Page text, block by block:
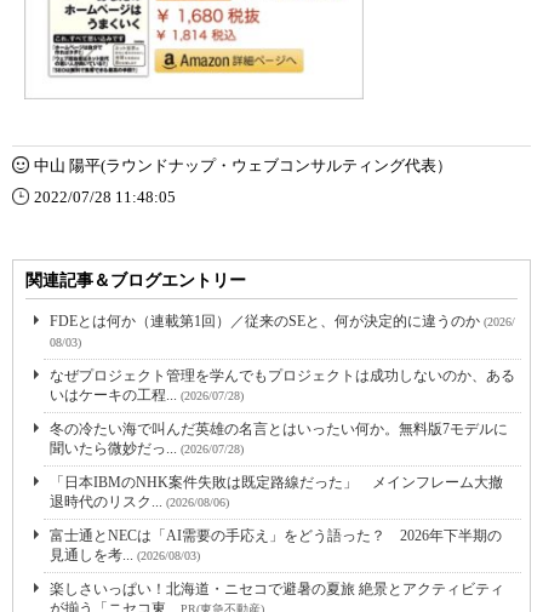
中山 陽平(ラウンドナップ・ウェブコンサルティング代表）
2022/07/28 11:48:05
関連記事＆ブログエントリー
FDEとは何か（連載第1回）／従来のSEと、何が決定的に違うのか (2026/
08/03)
なぜプロジェクト管理を学んでもプロジェクトは成功しないのか、ある
いはケーキの工程...
(2026/07/28)
冬の冷たい海で叫んだ英雄の名言とはいったい何か。無料版7モデルに
聞いたら微妙だっ...
(2026/07/28)
「日本IBMのNHK案件失敗は既定路線だった」 メインフレーム大撤
退時代のリスク...
(2026/08/06)
富士通とNECは「AI需要の手応え」をどう語った？ 2026年下半期の
見通しを考...
(2026/08/03)
楽しさいっぱい！北海道・ニセコで避暑の夏旅 絶景とアクティビティ
が揃う「ニセコ東...
PR(東急不動産)